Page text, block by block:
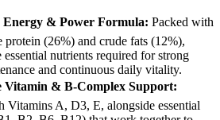
Energy & Power Formula: Packed with
protein (26%) and crude fats (12%),
nutrients required for strong
and continuous daily vitality.
& B-Complex Support:
Vitamins A, D3, E, alongside essential